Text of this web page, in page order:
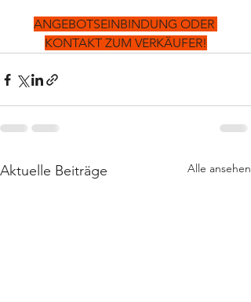
ANGEBOTSEINBINDUNG ODER
KONTAKT ZUM VERKÄUFER!
Aktuelle Beiträge Alle ansehen